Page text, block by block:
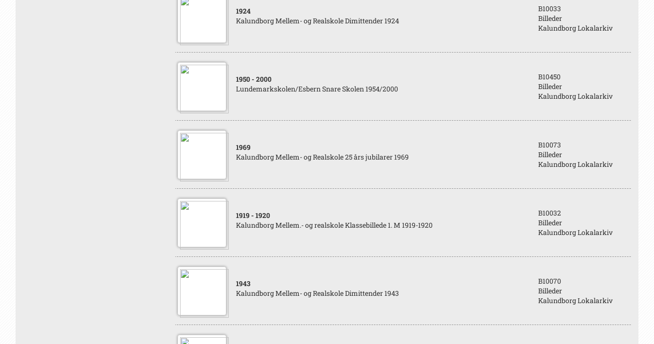
1924
Kalundborg Mellem- og Realskole Dimittender 1924
B10033
Billeder
Kalundborg Lokalarkiv
1950 - 2000
Lundemarkskolen/Esbern Snare Skolen 1954/2000
B10450
Billeder
Kalundborg Lokalarkiv
1969
Kalundborg Mellem- og Realskole 25 års jubilarer 1969
B10073
Billeder
Kalundborg Lokalarkiv
1919 - 1920
Kalundborg Mellem.- og realskole Klassebillede 1. M 1919-1920
B10032
Billeder
Kalundborg Lokalarkiv
1943
Kalundborg Mellem- og Realskole Dimittender 1943
B10070
Billeder
Kalundborg Lokalarkiv